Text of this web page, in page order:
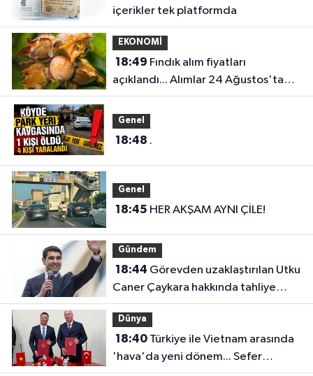
içerikler tek platformda
EKONOMİ
18:49
açıklandı... Alımlar 24 Ağustos'ta
başlıyor
Genel
18:48 .
Genel
18:45 HER AKŞAM AYNI ÇİLE!
Gündem
18:44
Caner Çaykara hakkında tahliye
kararı
Dünya
18:40Türkiye ile Vietnam arasında
'hava'da yeni dönem... Sefer